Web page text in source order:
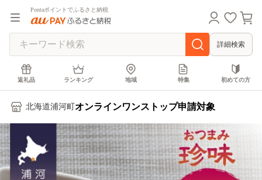
Pontaポイントでふるさと納税
詳細検索
返礼品 ランキング 地域 特集 初めての方
北海道浦河町 オンラインワンストップ申請対象